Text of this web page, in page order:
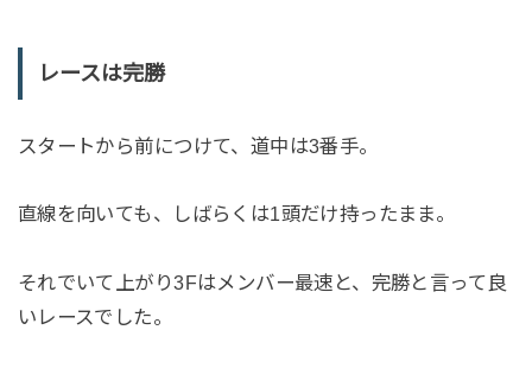
レースは完勝
スタートから前につけて、道中は3番手。
直線を向いても、しばらくは1頭だけ持ったまま。
それでいて上がり3Fはメンバー最速と、完勝と言って良
いレースでした。